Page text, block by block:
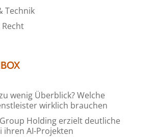
Technik
wenig Überblick? Welche
wirklich brauchen
Holding erzielt deutliche
ihren AI-Projekten